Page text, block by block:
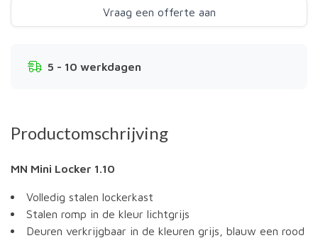
Vraag een offerte aan
5 - 10 werkdagen
Productomschrijving
MN Mini Locker 1.10
Volledig stalen lockerkast
Stalen romp in de kleur lichtgrijs
Deuren verkrijgbaar in de kleuren grijs, blauw een rood